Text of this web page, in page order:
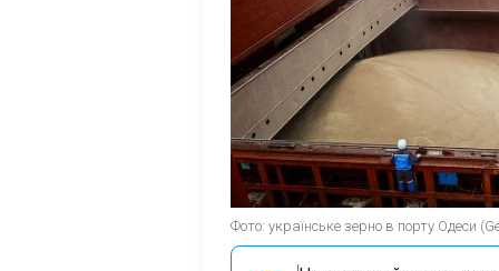
Фото: українське зерно в порту Одеси